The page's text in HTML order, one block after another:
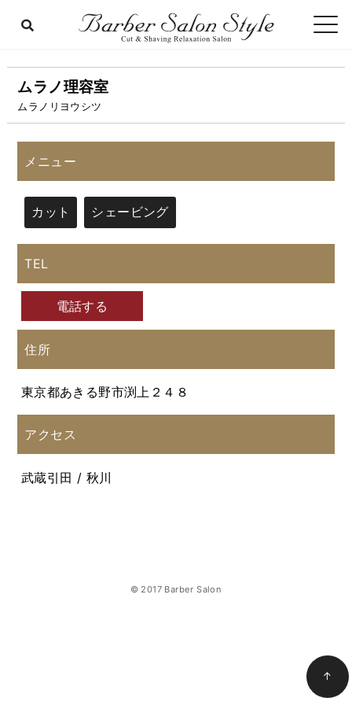
ムラノ理容室
ムラノリヨウシツ
メニュー
カット シェービング
TEL
電話する
住所
東京都あきる野市渕上２４８
アクセス
武蔵引田 / 秋川
© 2017 Barber Salon
↑